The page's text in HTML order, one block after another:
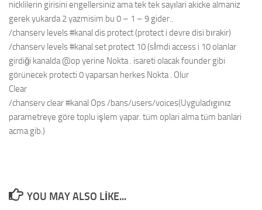
nicklilerin girisini engellersiniz ama tek tek sayılari akicke almaniz
gerek yukarda 2 yazmisim bu 0 – 1 – 9 gider..
/chanserv levels #kanal dis protect (protect i devre disi bırakir)
/chanserv levels #kanal set protect 10 (sİmdi access i 10 olanlar
girdiği kanalda @op yerine Nokta . isareti olacak founder gibi
görünecek protecti 0 yaparsan herkes Nokta . Olur
Clear
/chanserv clear #kanal Ops /bans/users/voices(Uyguladıgınız
parametreye göre toplu işlem yapar. tüm oplari alma tüm banlari
acma gib.)
YOU MAY ALSO LIKE...